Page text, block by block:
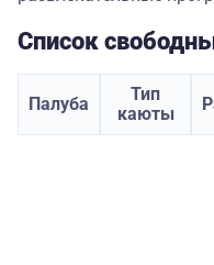
Список
Палуба
Тип
каюты